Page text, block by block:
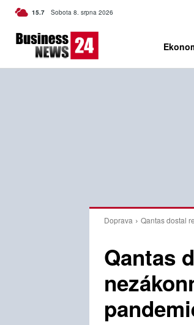
15.7 C Czech
Sobota 8. srpna 2026
Doprava Qantas dostal
Qantas